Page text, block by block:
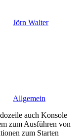
Jörn Walter
Allgemein
auch Konsole
zum Ausführen von
zum Starten